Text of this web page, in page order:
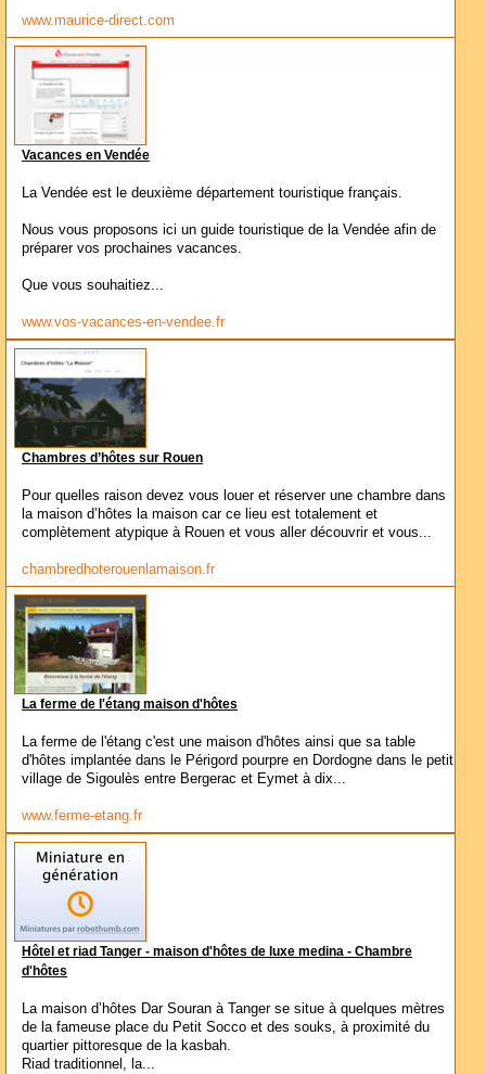
www.maurice-direct.com
Vacances en Vendée
La Vendée est le deuxième département touristique français.
Nous vous proposons ici un guide touristique de la Vendée afin de
préparer vos prochaines vacances.
Que vous souhaitiez...
www.vos-vacances-en-vendee.fr
Chambres d’hôtes sur Rouen
Pour quelles raison devez vous louer et réserver une chambre dans
la maison d’hôtes la maison car ce lieu est totalement et
complètement atypique à Rouen et vous aller découvrir et vous...
chambredhoterouenlamaison.fr
La ferme de l'étang maison d'hôtes
La ferme de l'étang c'est une maison d'hôtes ainsi que sa table
d'hôtes implantée dans le Périgord pourpre en Dordogne dans le petit
village de Sigoulès entre Bergerac et Eymet à dix...
www.ferme-etang.fr
Hôtel et riad Tanger - maison d'hôtes de luxe medina - Chambre
d'hôtes
La maison d’hôtes Dar Souran à Tanger se situe à quelques mètres
de la fameuse place du Petit Socco et des souks, à proximité du
quartier pittoresque de la kasbah.
Riad traditionnel, la...